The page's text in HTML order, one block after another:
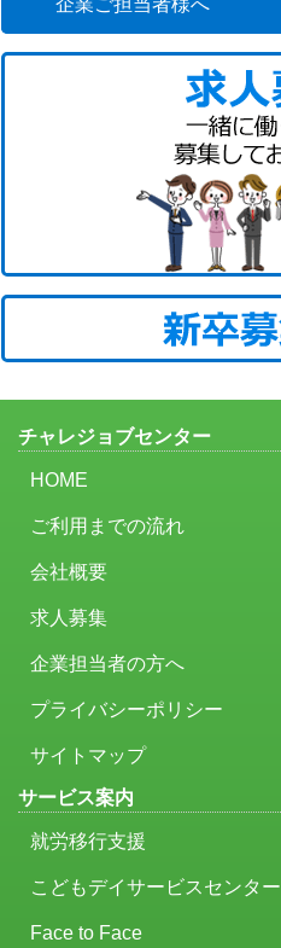
企業ご担当者様へ
チャレジョブセンター
HOME
ご利用までの流れ
会社概要
求人募集
企業担当者の方へ
プライバシーポリシー
サイトマップ
サービス案内
就労移行支援
こどもデイサービスセンター
Face to Face